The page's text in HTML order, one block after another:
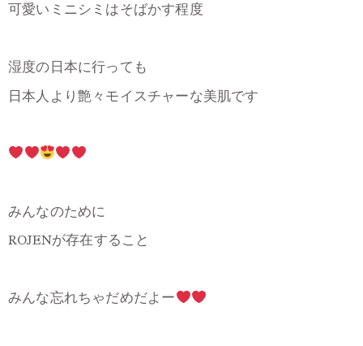
可愛いミニシミはそばかす程度
湿度の日本に行っても
日本人より艶々モイスチャーな美肌です
みんなのために
ROJENが存在すること
みんな忘れちゃだめだよー